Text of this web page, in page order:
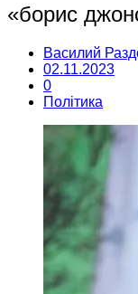
«борис
Василий
02.11.2023
0
Політика